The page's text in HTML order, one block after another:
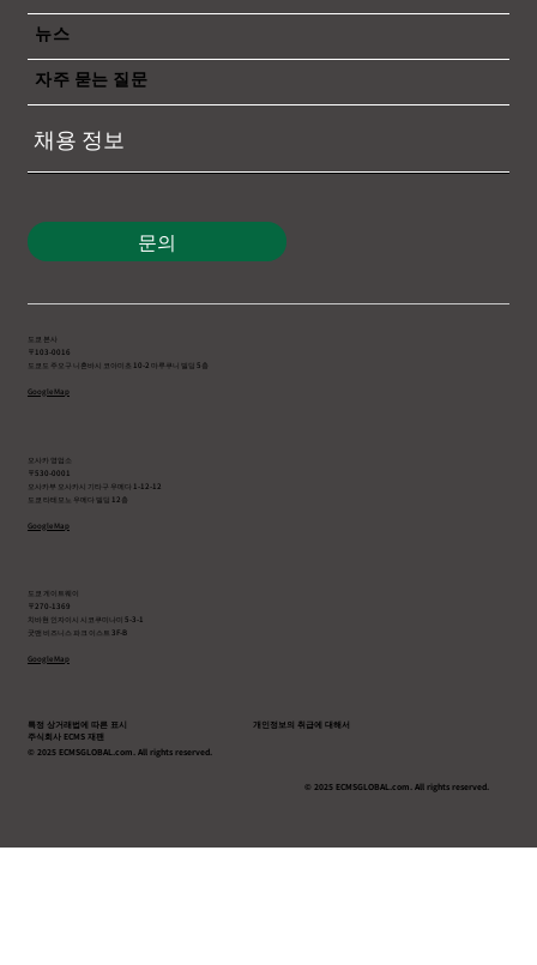
뉴스
자주 묻는 질문
채용 정보
문의
도쿄 본사
〒103-0016
도쿄도 주오구 니혼바시 코아미초 10-2 마루쿠니 빌딩 5층
Google Map
오사카 영업소
〒530-0001
오사카부 오사카시 기타구 우메다 1-12-12
도쿄 타테모노 우메다 빌딩 12층
Google Map
도쿄 게이트웨이
〒270-1369
치바현 인자이시 시코쿠미나미 5-3-1
굿맨 비즈니스 파크 이스트 3F-B
Google Map
특정 상거래법에 따른 표시
개인정보의 취급에 대해서
주식회사 ECMS 재팬
© 2025 ECMSGLOBAL.com. All rights reserved.
© 2025 ECMSGLOBAL.com. All rights reserved.